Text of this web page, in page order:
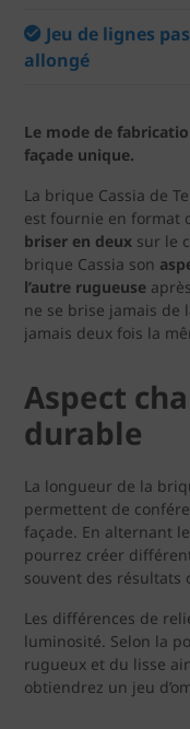
Jeu de lignes
allongé
Le mode de
façade unique.
La brique Cassia de
est fournie en format
briser en deux sur le
brique Cassia son
l’autre rugueuse
ne se brise jamais de
jamais deux fois la
Aspect
durable
La longueur de la
permettent de
façade. En alternant
pourrez créer
souvent des résultats
Les différences de
luminosité. Selon la
rugueux et du lisse
obtiendrez un jeu